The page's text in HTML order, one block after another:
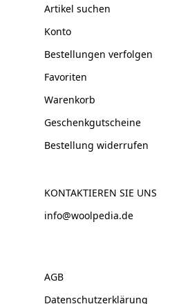
Artikel suchen
Konto
Bestellungen verfolgen
Favoriten
Warenkorb
Geschenkgutscheine
Bestellung widerrufen
KONTAKTIEREN SIE UNS
info@woolpedia.de
AGB
Datenschutzerklärung